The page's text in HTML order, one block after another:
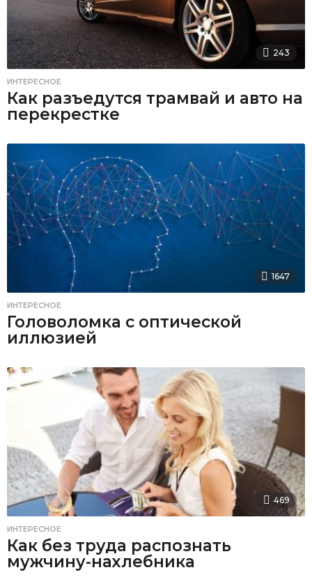
243
ИНТЕРЕСНОЕ
Как разъедутся трамвай и авто на
перекрестке
1647
ИНТЕРЕСНОЕ
Головоломка с оптической
иллюзией
469
ИНТЕРЕСНОЕ
Как без труда распознать
мужчину-нахлебника